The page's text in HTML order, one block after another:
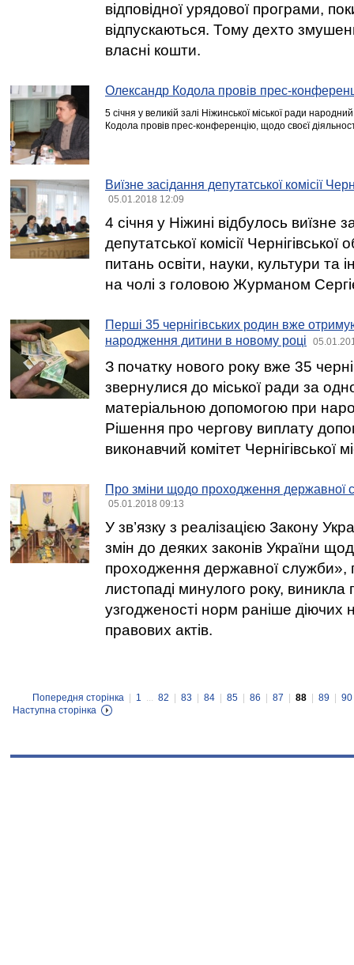
відповідної урядової програми,
відпускаються. Тому дехто
власні кошти.
Олександр Кодола провів прес-
5 січня у великій залі Ніжинської міської ради
Кодола провів прес-конференцію, щодо своєї
Виїзне засідання депутатської комісії
05.01.2018 12:09
4 січня у Ніжині відбулось виїзне
депутатської комісії Чернігівської
питань освіти, науки, культури та
на чолі з головою Журманом
Перші 35 чернігівських родин вже
народження дитини в новому році
З початку нового року вже 35
звернулися до міської ради за
матеріальною допомогою при
Рішення про чергову виплату
виконавчий комітет Чернігівської
Про зміни щодо проходження державної
05.01.2018 09:13
У зв’язку з реалізацією Закону
змін до деяких законів України
проходження державної служби»,
листопаді минулого року, виникла
узгодженості норм раніше діючих
правових актів.
Попередня сторінка 1 ... 82 83 84 85 86 87 88 89
90
Наступна сторінка